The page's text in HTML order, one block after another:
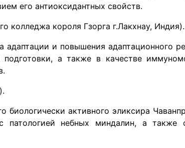
его антиоксидантных свойств.
колледжа короля Гзорга г.Лакхнау, Индия).
и повышения адаптационного
а также в качестве
био­логически активного эликсира
небных миндалин, а также